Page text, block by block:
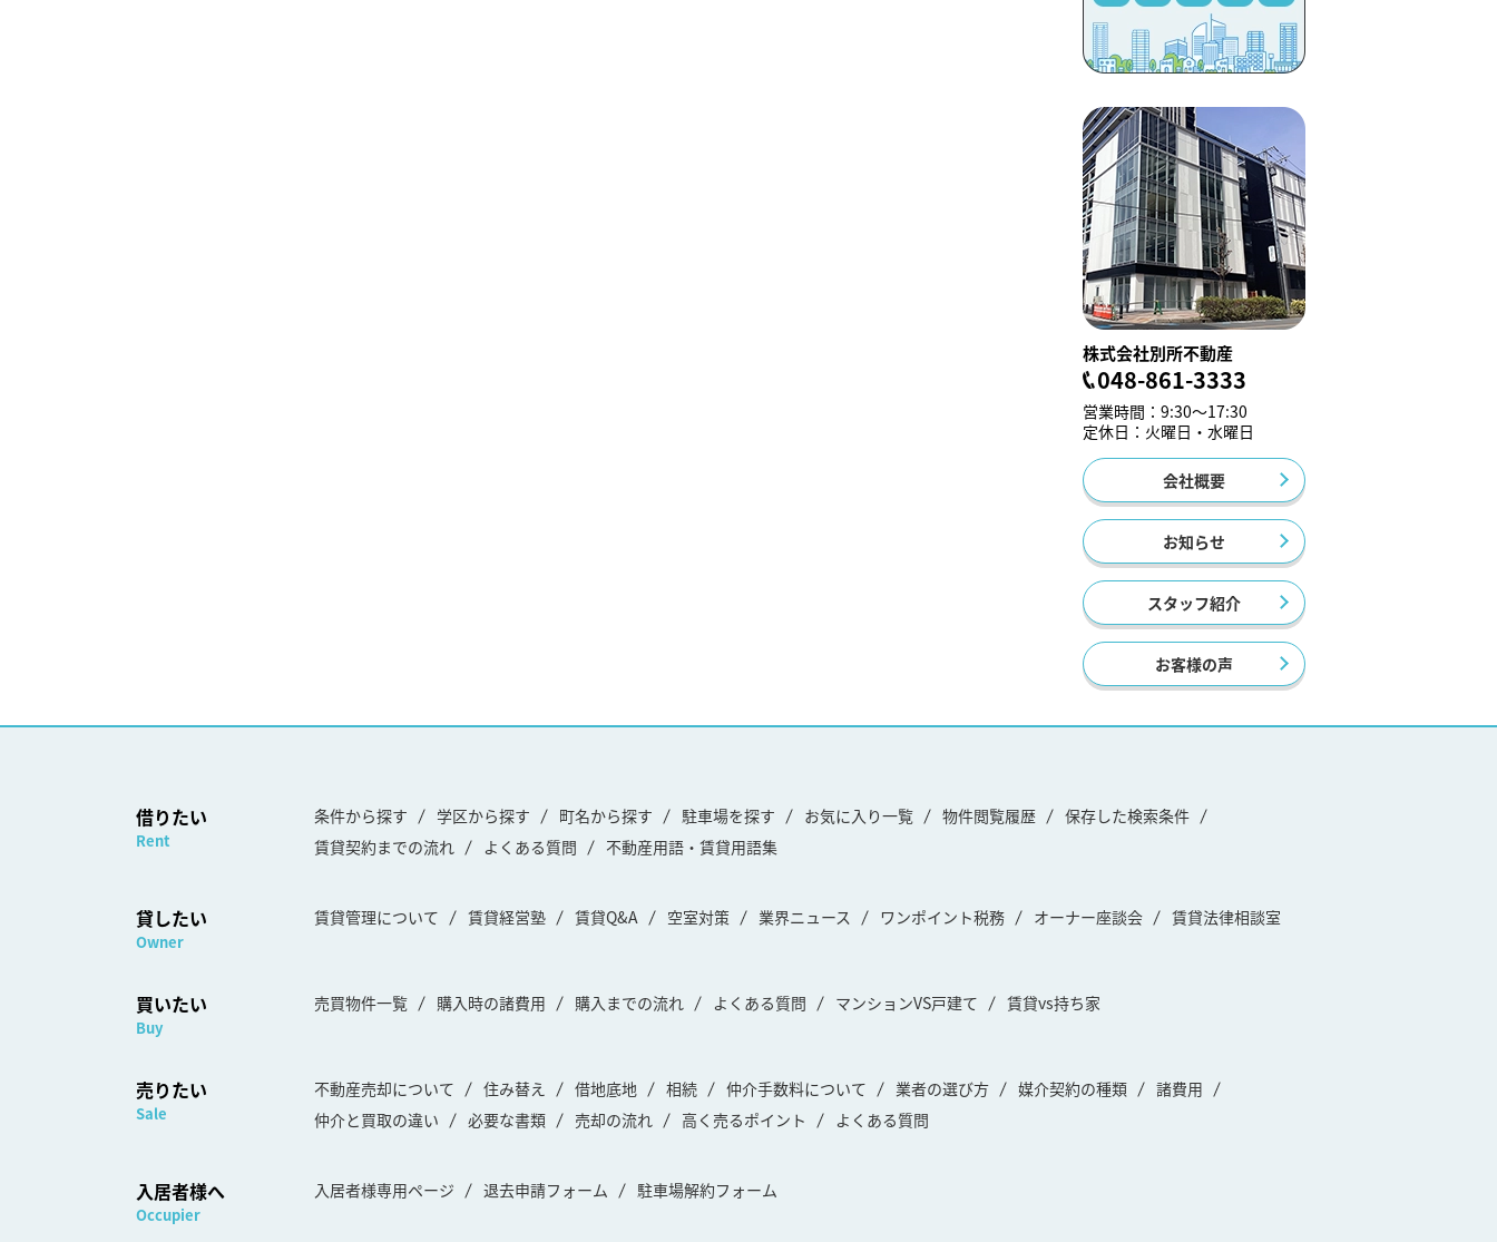
株式会社別所不動産
048-861-3333
営業時間：9:30～17:30
定休日：火曜日・水曜日
会社概要
お知らせ
スタッフ紹介
お客様の声
借りたい
Rent
条件から探す 学区から探す 町名から探す 駐車場を探す お気に入り一覧 物件閲覧履歴
保存した検索条件
賃貸契約までの流れ
よくある質問 不動産用語・賃貸用語集
貸したい
Owner
賃貸管理について 賃貸経営塾 賃貸Q&A 空室対策 業界ニュース ワンポイント税務 オーナー座談会 賃貸法律相談室
買いたい
Buy
売買物件一覧 購入時の諸費用 購入までの流れ よくある質問 マンションVS戸建て 賃貸vs持ち家
売りたい
Sale
不動産売却について 住み替え 借地底地 相続 仲介手数料について 業者の選び方 媒介契約の種類
諸費用
仲介と買取の違い
必要な書類 売却の流れ 高く売るポイント よくある質問
入居者様へ
Occupier
入居者様専用ページ 退去申請フォーム 駐車場解約フォーム